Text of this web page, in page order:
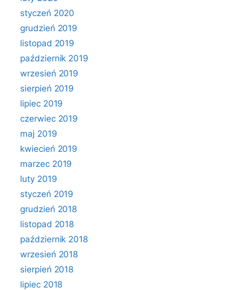
styczeń 2020
grudzień 2019
listopad 2019
październik 2019
wrzesień 2019
sierpień 2019
lipiec 2019
czerwiec 2019
maj 2019
kwiecień 2019
marzec 2019
luty 2019
styczeń 2019
grudzień 2018
listopad 2018
październik 2018
wrzesień 2018
sierpień 2018
lipiec 2018